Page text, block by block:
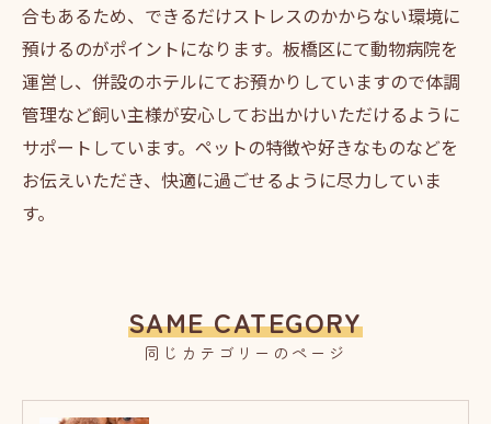
合もあるため、できるだけストレスのかからない環境に
預けるのがポイントになります。板橋区にて動物病院を
運営し、併設のホテルにてお預かりしていますので体調
管理など飼い主様が安心してお出かけいただけるように
サポートしています。ペットの特徴や好きなものなどを
お伝えいただき、快適に過ごせるように尽力していま
す。
同じカテゴリーのページ
SAME CATEGORY